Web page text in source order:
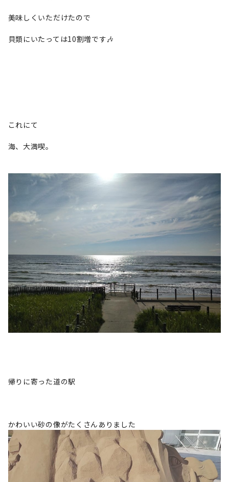
美味しくいただけたので
貝類にいたっては10割増です🎶
これにて
海、大満喫。
帰りに寄った道の駅
かわいい砂の像がたくさんありました